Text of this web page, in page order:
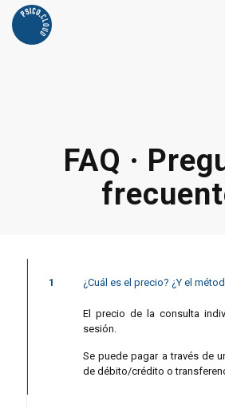
FAQ ·
1 ¿Cuál es el precio? ¿Y el
El precio de la consulta
sesión.
Se puede pagar a través de
de débito/crédito o